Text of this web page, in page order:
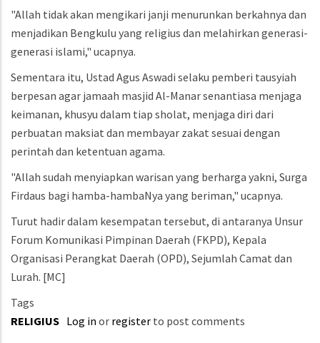
"Allah tidak akan mengikari janji menurunkan berkahnya dan
menjadikan Bengkulu yang religius dan melahirkan generasi-
generasi islami," ucapnya.
Sementara itu, Ustad Agus Aswadi selaku pemberi tausyiah
berpesan agar jamaah masjid Al-Manar senantiasa menjaga
keimanan, khusyu dalam tiap sholat, menjaga diri dari
perbuatan maksiat dan membayar zakat sesuai dengan
perintah dan ketentuan agama.
"Allah sudah menyiapkan warisan yang berharga yakni, Surga
Firdaus bagi hamba-hambaNya yang beriman," ucapnya.
Turut hadir dalam kesempatan tersebut, di antaranya Unsur
Forum Komunikasi Pimpinan Daerah (FKPD), Kepala
Organisasi Perangkat Daerah (OPD), Sejumlah Camat dan
Lurah. [MC]
Tags
RELIGIUS Log in or register to post comments